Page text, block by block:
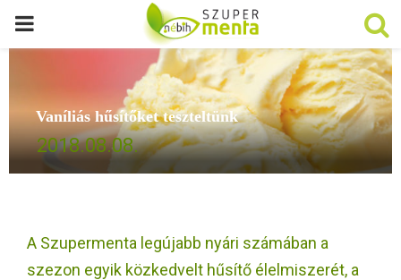
P
I
M
R
Vaníliás hűsítőket teszteltünk
2018.08.08.
A Szupermenta legújabb nyári számában a
szezon egyik közkedvelt hűsítő élelmiszerét, a